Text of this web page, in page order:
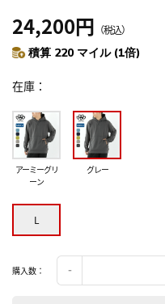
24,200円 （税込）
積算 220 マイル (1倍)
在庫
アーミーグリ
ーン
グレー
L
購入数：